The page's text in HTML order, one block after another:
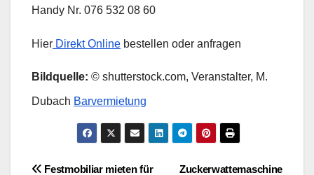
Handy Nr. 076 532 08 60
Hier Direkt Online bestellen oder anfragen
Bildquelle: © shutterstock.com, Veranstalter, M.
Dubach Barvermietung
Zuckerwattemaschine
Festmobiliar mieten für